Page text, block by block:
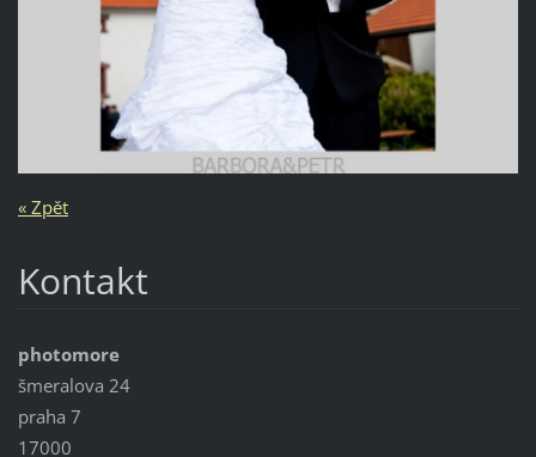
« Zpět
Kontakt
photomore
šmeralova 24
praha 7
17000